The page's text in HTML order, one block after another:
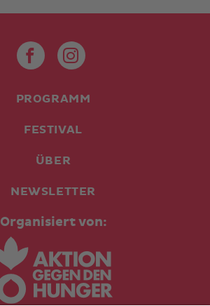
PROGRAMM
FESTIVAL
ÜBER
NEWSLETTER
Organisiert von: